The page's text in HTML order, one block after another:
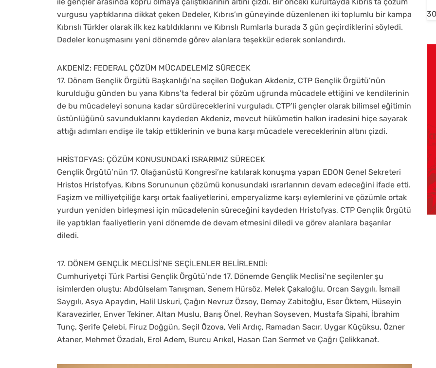
vurgusu yaptıklarına dikkat çeken Dedeler, Kıbrıs’ın güneyinde düzenlenen iki toplumlu bir kampa
Kıbrıslı Türkler olarak ilk kez katıldıklarını ve Kıbrıslı Rumlarla burada 3 gün geçirdiklerini söyledi.
Dedeler konuşmasını yeni dönemde görev alanlara teşekkür ederek sonlandırdı.
AKDENİZ: FEDERAL ÇÖZÜM MÜCADELEMİZ SÜRECEK
17. Dönem Gençlik Örgütü Başkanlığı’na seçilen Doğukan Akdeniz, CTP Gençlik Örgütü’nün
kurulduğu günden bu yana Kıbrıs’ta federal bir çözüm uğrunda mücadele ettiğini ve kendilerinin
de bu mücadeleyi sonuna kadar sürdüreceklerini vurguladı. CTP’li gençler olarak bilimsel eğitimin
üstünlüğünü savunduklarını kaydeden Akdeniz, mevcut hükümetin halkın iradesini hiçe sayarak
attığı adımları endişe ile takip ettiklerinin ve buna karşı mücadele vereceklerinin altını çizdi.
HRİSTOFYAS: ÇÖZÜM KONUSUNDAKİ ISRARIMIZ SÜRECEK
Gençlik Örgütü’nün 17. Olağanüstü Kongresi’ne katılarak konuşma yapan EDON Genel Sekreteri
Hristos Hristofyas, Kıbrıs Sorununun çözümü konusundaki ısrarlarının devam edeceğini ifade etti.
Faşizm ve milliyetçiliğe karşı ortak faaliyetlerini, emperyalizme karşı eylemlerini ve çözümle ortak
yurdun yeniden birleşmesi için mücadelenin süreceğini kaydeden Hristofyas, CTP Gençlik Örgütü
ile yaptıkları faaliyetlerin yeni dönemde de devam etmesini diledi ve görev alanlara başarılar
diledi.
17. DÖNEM GENÇLİK MECLİSİ’NE SEÇİLENLER BELİRLENDİ:
Cumhuriyetçi Türk Partisi Gençlik Örgütü’nde 17. Dönemde Gençlik Meclisi’ne seçilenler şu
isimlerden oluştu: Abdülselam Tanışman, Senem Hürsöz, Melek Çakaloğlu, Orcan Saygılı, İsmail
Saygılı, Asya Apaydın, Halil Uskuri, Çağın Nevruz Özsoy, Demay Zabitoğlu, Eser Öktem, Hüseyin
Karavezirler, Enver Tekiner, Altan Muslu, Barış Önel, Reyhan Soyseven, Mustafa Sipahi, İbrahim
Tunç, Şerife Çelebi, Firuz Doğgün, Seçil Özova, Veli Ardıç, Ramadan Sacır, Uygar Küçüksu, Özner
Ataner, Mehmet Özadalı, Erol Adem, Burcu Arıkel, Hasan Can Sermet ve Çağrı Çelikkanat.